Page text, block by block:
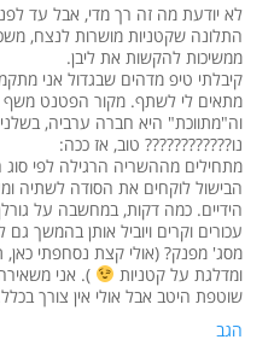
לא יודעת מה זה רך מדי, אבל עד
התלונה שקטניות מושרות לנצח,
ממשיכות להקשות את ליבן.
קיבלתי טיפ מדהים שבגדול אני
מתאים לי לשתף. מקור הפטנט משף
וה"מתווכת" היא חברה ערביה,
נו???????????? טוב, אז ככה:
מתחילים מההשריה הרגילה לפי סוג
הבישול לוקחים את הסודה לשתיה
הידיים. כמה דקות, במחשבה על
עכורים וקרים ויוביל אותן בהמשך
מסג' מפנק? (אולי קצת נסחפתי כאן,
ומדלגת על קטניות
). אני
שוטפת היטב אבל אולי אין צורך
הגב